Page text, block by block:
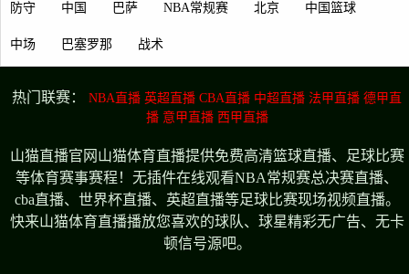
防守 中国 巴萨 NBA常规赛 北京 中国篮球
中场 巴塞罗那 战术
热门联赛： NBA直播 英超直播 CBA直播 中超直播 法甲直播 德甲直
播 意甲直播 西甲直播
山猫直播官网山猫体育直播提供免费高清篮球直播、足球比赛
等体育赛事赛程！无插件在线观看NBA常规赛总决赛直播、
cba直播、世界杯直播、英超直播等足球比赛现场视频直播。
快来山猫体育直播播放您喜欢的球队、球星精彩无广告、无卡
顿信号源吧。